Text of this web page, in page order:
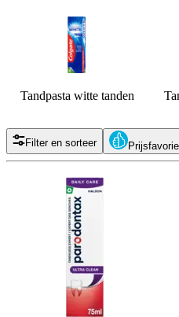
Tandpasta witte tanden
Filter en sorteer